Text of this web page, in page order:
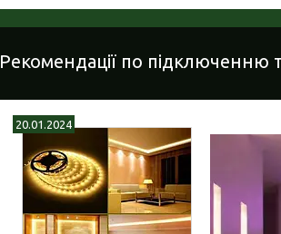
Рекомендації по підключенню
20.01.2024